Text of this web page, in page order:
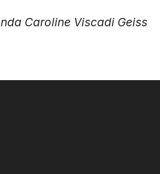
Caroline Viscadi Geiss